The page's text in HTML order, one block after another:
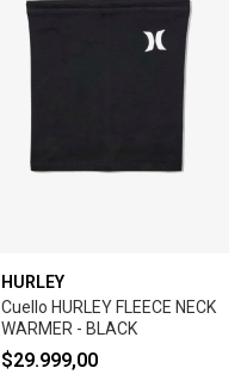
HURLEY
Cuello HURLEY FLEECE NECK
WARMER - BLACK
$29.999,00